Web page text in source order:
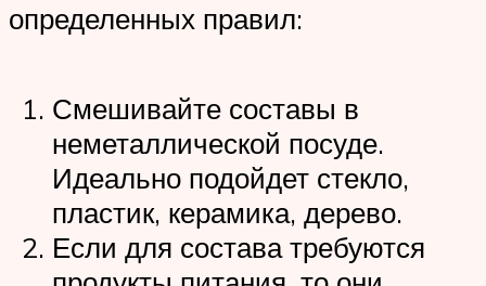
определенных правил:
Смешивайте составы в
неметаллической посуде.
Идеально подойдет стекло,
пластик, керамика, дерево.
Если для состава требуются